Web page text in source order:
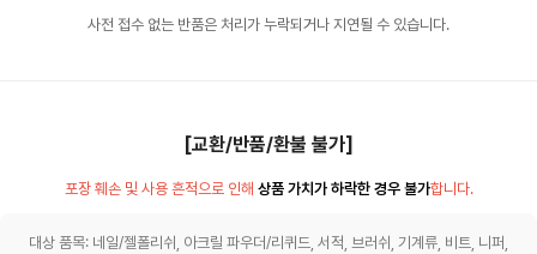
사전 접수 없는 반품은 처리가 누락되거나 지연될 수 있습니다.
[교환/반품/환불 불가]
포장 훼손 및 사용 흔적으로 인해 상품 가치가 하락한 경우 불가합니다.
대상 품목: 네일/젤폴리쉬, 아크릴 파우더/리퀴드, 서적, 브러쉬, 기계류, 비트, 니퍼,